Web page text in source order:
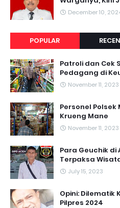
December 10,
POPULAR
Patroli dan Cek
Pedagang di
November 11, 2023
Personel
Krueng Mane
November 11, 2023
Para Geuchik di
Terpaksa
July 15, 2023
Opini: Dilematik
Pilpres 2024